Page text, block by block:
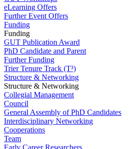
eLearning Offers
Further Event Offers
Funding
Funding
GUT Publication Award
PhD Candidate and Parent
Further Funding
Trier Tenure Track (T³)
Structure & Networking
Structure & Networking
Collegial Management
Council
General Assembly of PhD Candidates
Interdisciplinary Networking
Cooperations
Team
Early Career Researchers